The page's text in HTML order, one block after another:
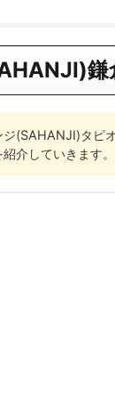
鎌
ジ(SAHANJI)タピ
介していきます。